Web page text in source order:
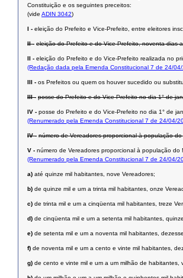
Constituição e os seguintes preceitos:
(vide ADIN 3042)
I - eleição do Prefeito e Vice-Prefeito, entre eleitores
II - eleição do Prefeito e do Vice-Prefeito, noventa dias
II - eleição do Prefeito e do Vice-Prefeito realizada no
(Redação dada pela Emenda Constitucional 7 de 24/
III - os Prefeitos ou quem os houver sucedido ou
III - posse do Prefeito e do Vice-Prefeito no dia 1° de
IV - posse do Prefeito e do Vice-Prefeito no dia 1° de
(Renumerado pela Emenda Constitucional 7 de 24/04/
IV - número de Vereadores proporcional à população
V - número de Vereadores proporcional à população
(Renumerado pela Emenda Constitucional 7 de 24/04/
a) até quinze mil habitantes, nove Vereadores;
b) de quinze mil e um a trinta mil habitantes, onze
c) de trinta mil e um a cinqüenta mil habitantes, treze
d) de cinqüenta mil e um a setenta mil habitantes,
e) de setenta mil e um a noventa mil habitantes,
f) de noventa mil e um a cento e vinte mil habitantes,
g) de cento e vinte mil e um a um milhão de habitantes,